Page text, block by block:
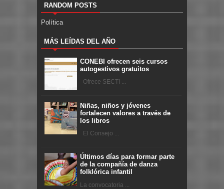
RANDOM POSTS
Política
MÁS LEÍDAS DEL AÑO
CONEBI ofrecen seis cursos
autogestivos gratuitos
Ofrece SECTI ...
Niñas, niños y jóvenes
fortalecen valores a través de
los libros
El Consejo ...
Últimos días para formar parte
de la compañía de danza
folklórica infantil
La convocatoria ...